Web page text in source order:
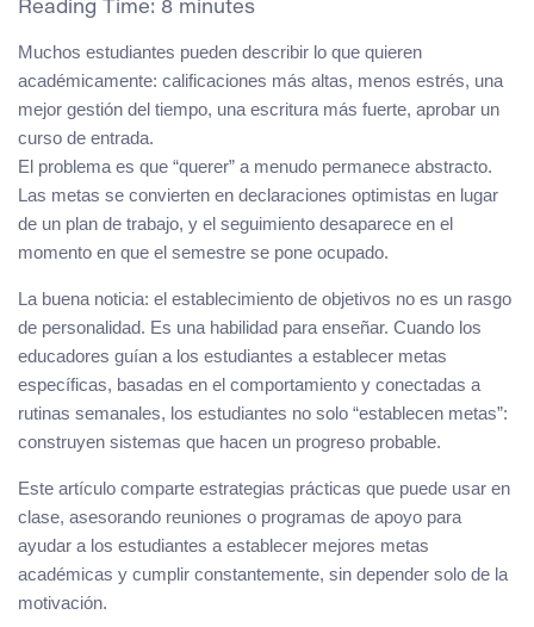
Reading Time: 8 minutes
Muchos estudiantes pueden describir lo que quieren
académicamente: calificaciones más altas, menos estrés, una
mejor gestión del tiempo, una escritura más fuerte, aprobar un
curso de entrada.
El problema es que “querer” a menudo permanece abstracto.
Las metas se convierten en declaraciones optimistas en lugar
de un plan de trabajo, y el seguimiento desaparece en el
momento en que el semestre se pone ocupado.
La buena noticia: el establecimiento de objetivos no es un rasgo
de personalidad. Es una habilidad para enseñar. Cuando los
educadores guían a los estudiantes a establecer metas
específicas, basadas en el comportamiento y conectadas a
rutinas semanales, los estudiantes no solo “establecen metas”:
construyen sistemas que hacen un progreso probable.
Este artículo comparte estrategias prácticas que puede usar en
clase, asesorando reuniones o programas de apoyo para
ayudar a los estudiantes a establecer mejores metas
académicas y cumplir constantemente, sin depender solo de la
motivación.